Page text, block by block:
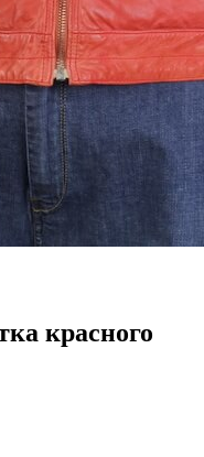
красного